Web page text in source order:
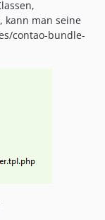
kann man seine
contao-bundle-